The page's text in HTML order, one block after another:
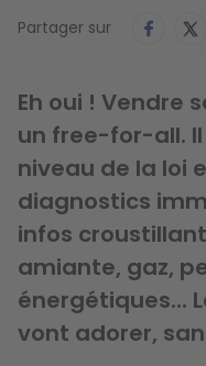
Partager sur
Eh oui ! Vendre
un free-for-all.
niveau de la loi
diagnostics
infos
amiante, gaz,
énergétiques...
vont adorer,